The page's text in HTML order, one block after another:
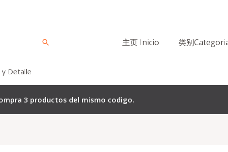
Detalle
Buscar 主页 Inicio 类别
3 productos del mismo codigo.